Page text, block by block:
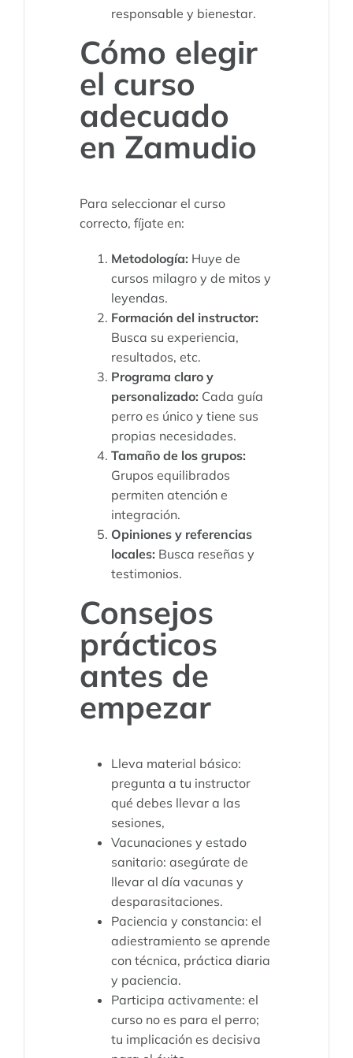
responsable y bienestar.
Cómo elegir
el curso
adecuado
en Zamudio
Para seleccionar el curso
correcto, fíjate en:
Metodología: Huye de
cursos milagro y de mitos y
leyendas.
Formación del instructor:
Busca su experiencia,
resultados, etc.
Programa claro y
personalizado: Cada guía
perro es único y tiene sus
propias necesidades.
Tamaño de los grupos:
Grupos equilibrados
permiten atención e
integración.
Opiniones y referencias
locales: Busca reseñas y
testimonios.
Consejos
prácticos
antes de
empezar
Lleva material básico:
pregunta a tu instructor
qué debes llevar a las
sesiones,
Vacunaciones y estado
sanitario: asegúrate de
llevar al día vacunas y
desparasitaciones.
Paciencia y constancia: el
adiestramiento se aprende
con técnica, práctica diaria
y paciencia.
Participa activamente: el
curso no es para el perro;
tu implicación es decisiva